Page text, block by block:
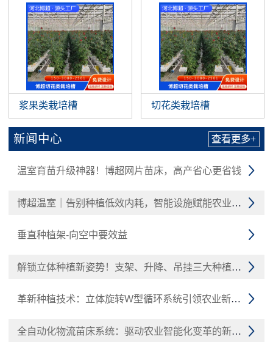
浆果类栽培槽 切花类栽培槽
新闻中心 查看更多+

温室育苗升级神器！博超网片苗床，高产省心更省钱

博超温室｜告别种植低效内耗，智能设施赋能农业增收

垂直种植架-向空中要效益

解锁立体种植新姿势！支架、升降、吊挂三大种植槽技术

革新种植技术：立体旋转W型循环系统引领农业新潮流

全自动化物流苗床系统：驱动农业智能化变革的新引擎